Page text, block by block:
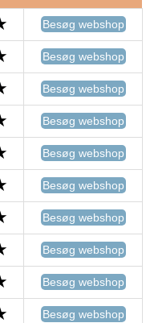
Besøg webshop
Besøg webshop
Besøg webshop
Besøg webshop
Besøg webshop
Besøg webshop
Besøg webshop
Besøg webshop
Besøg webshop
Besøg webshop